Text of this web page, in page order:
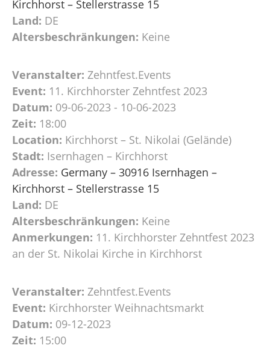
Kirchhorst – Stellerstrasse 15
Land: DE
Altersbeschränkungen: Keine
Veranstalter: Zehntfest.Events
Event: 11. Kirchhorster Zehntfest 2023
Datum: 09-06-2023 - 10-06-2023
Zeit: 18:00
Location: Kirchhorst – St. Nikolai (Gelände)
Stadt: Isernhagen – Kirchhorst
Adresse: Germany – 30916 Isernhagen –
Kirchhorst – Stellerstrasse 15
Land: DE
Altersbeschränkungen: Keine
Anmerkungen: 11. Kirchhorster Zehntfest 2023
an der St. Nikolai Kirche in Kirchhorst
Veranstalter: Zehntfest.Events
Event: Kirchhorster Weihnachtsmarkt
Datum: 09-12-2023
Zeit: 15:00